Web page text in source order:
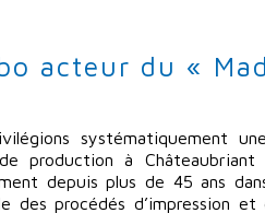
acteur du «
systématiquement
production à
depuis plus de 45 ans
des procédés d’impression